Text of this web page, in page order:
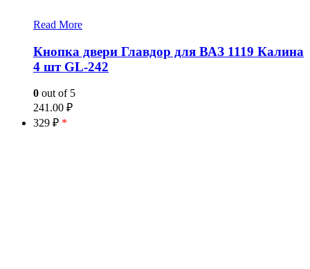
Read More
Кнопка двери Главдор для ВАЗ 1119 Калина
4 шт GL-242
0 out of 5
241.00 ₽
329 ₽ *